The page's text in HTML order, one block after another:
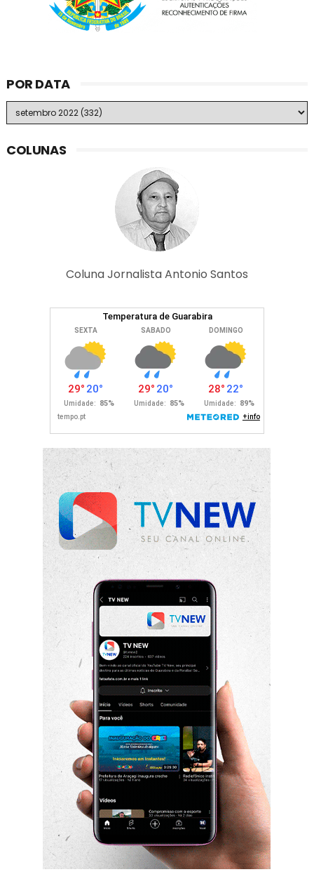
POR DATA
COLUNAS
Coluna Jornalista Antonio Santos